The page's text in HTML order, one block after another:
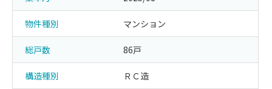
物件種別 マンション
総戸数 86戸
構造種別 ＲＣ造